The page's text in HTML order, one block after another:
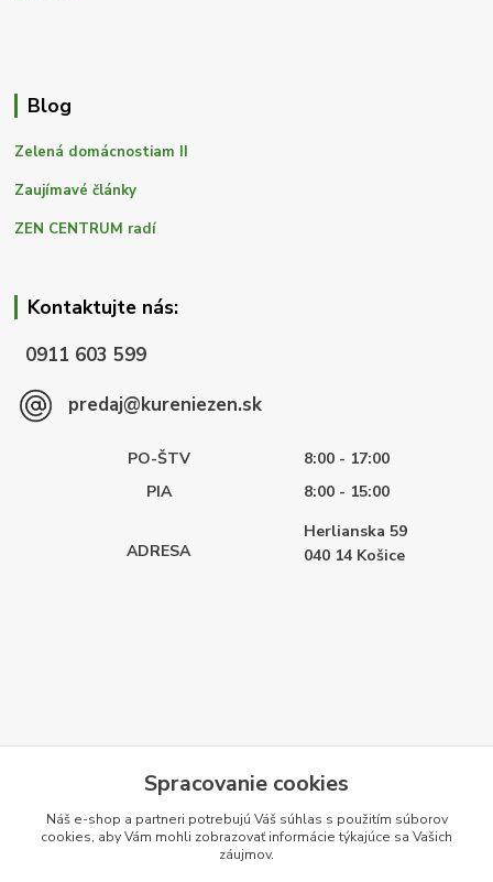
Blog
Zelená domácnostiam II
Zaujímavé články
ZEN CENTRUM radí
Kontaktujte nás:
0911 603 599
predaj@kureniezen.sk
PO-ŠTV
8:00 - 17:00
PIA
8:00 - 15:00
ADRESA
Herlianska 59
040 14 Košice
Spracovanie cookies
Náš e-shop a partneri potrebujú Váš súhlas s použitím súborov
cookies, aby Vám mohli zobrazovať informácie týkajúce sa Vašich
záujmov.